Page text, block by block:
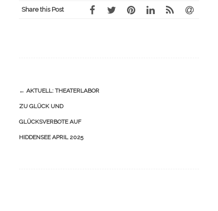
Share this Post
Navigation
(Beiträge)
← AKTUELL: THEATERLABOR
ZU GLÜCK UND
GLÜCKSVERBOTE AUF
HIDDENSEE APRIL 2025